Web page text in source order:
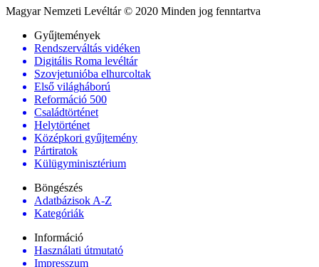
Magyar Nemzeti Levéltár © 2020 Minden jog fenntartva
Gyűjtemények
Rendszerváltás vidéken
Digitális Roma levéltár
Szovjetunióba elhurcoltak
Első világháború
Reformáció 500
Családtörténet
Helytörténet
Középkori gyűjtemény
Pártiratok
Külügyminisztérium
Böngészés
Adatbázisok A-Z
Kategóriák
Információ
Használati útmutató
Impresszum